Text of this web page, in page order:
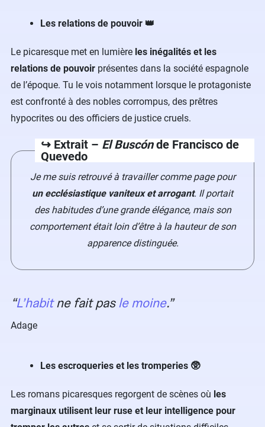
Les relations de pouvoir 👑
Le picaresque met en lumière les inégalités et les
relations de pouvoir présentes dans la société espagnole
de l’époque. Tu le vois notamment lorsque le protagoniste
est confronté à des nobles corrompus, des prêtres
hypocrites ou des officiers de justice cruels.
↪️ Extrait – El Buscónde Francisco de
Quevedo
Je me suis retrouvé à travailler comme page pour
un ecclésiastique vaniteux et arrogant. Il portait
des habitudes d’une grande élégance, mais son
comportement était loin d’être à la hauteur de son
apparence distinguée.
L’habitne fait pasle moine.
Adage
Les escroqueries et les tromperies 🥸
Les romans picaresques regorgent de scènes où les
marginaux utilisent leur ruse et leur intelligence pour